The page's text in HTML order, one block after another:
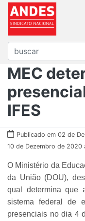
MEC
IFES
Publicado em 02 de
10 de Dezembro de 2020
O Ministério da
da União (DOU),
qual determina que
sistema federal de
presenciais no dia 4